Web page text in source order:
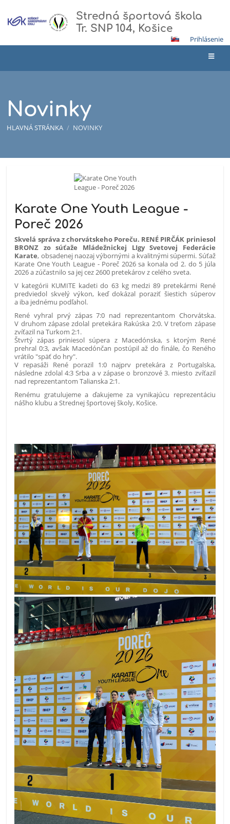
Stredná športová škola
Tr. SNP 104, Košice
Prihlásenie
Novinky
HLAVNÁ STRÁNKA / NOVINKY
Karate One Youth League -
Poreč 2026
Skvelá správa z chorvátskeho Poreču. RENÉ PIRČÁK priniesol
BRONZ zo súťaže Mládežnickej LIgy Svetovej Federácie
Karate, obsadenej naozaj výbornými a kvalitnými súpermi. Súťaž
Karate One Youth League - Poreč 2026 sa konala od 2. do 5 júla
2026 a zúčastnilo sa jej cez 2600 pretekárov z celého sveta.
V kategórii KUMITE kadeti do 63 kg medzi 89 pretekármi René
predviedol skvelý výkon, keď dokázal poraziť šiestich súperov
a iba jednému podľahol.
René vyhral prvý zápas 7:0 nad reprezentantom Chorvátska.
V druhom zápase zdolal pretekára Rakúska 2:0. V treťom zápase
zvíťazil na Turkom 2:1.
Štvrtý zápas priniesol súpera z Macedónska, s ktorým René
prehral 0:3, avšak Macedónčan postúpil až do finále, čo Reného
vrátilo "späť do hry".
V repasáži René porazil 1:0 najprv pretekára z Portugalska,
následne zdolal 4:3 Srba a v zápase o bronzové 3. miesto zvíťazil
nad reprezentantom Talianska 2:1.
Renému gratulujeme a ďakujeme za vynikajúcu reprezentáciu
nášho klubu a Strednej športovej školy, Košice.